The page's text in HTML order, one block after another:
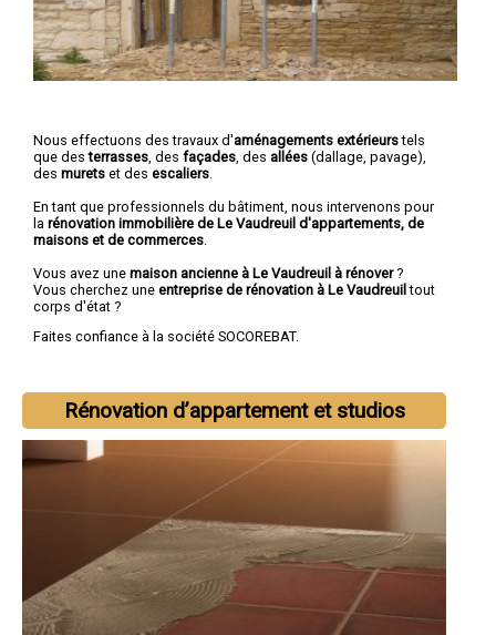
Nous effectuons des travaux d'aménagements extérieurstels
que desterrasses , des façades , des allées (dallage, pavage),
des murets et des escaliers
En tant que professionnels du bâtiment, nous intervenons pour
la rénovation immobilière de Le Vaudreuil d'appartements, de
maisons et de commerces
Vous avez une maison ancienne à Le Vaudreuil à rénover?
Vous cherchez une entreprise de rénovation à Le Vaudreuiltout
corps d'état ?
Faites confiance à la société SOCOREBAT.
Rénovation d’appartement et studios